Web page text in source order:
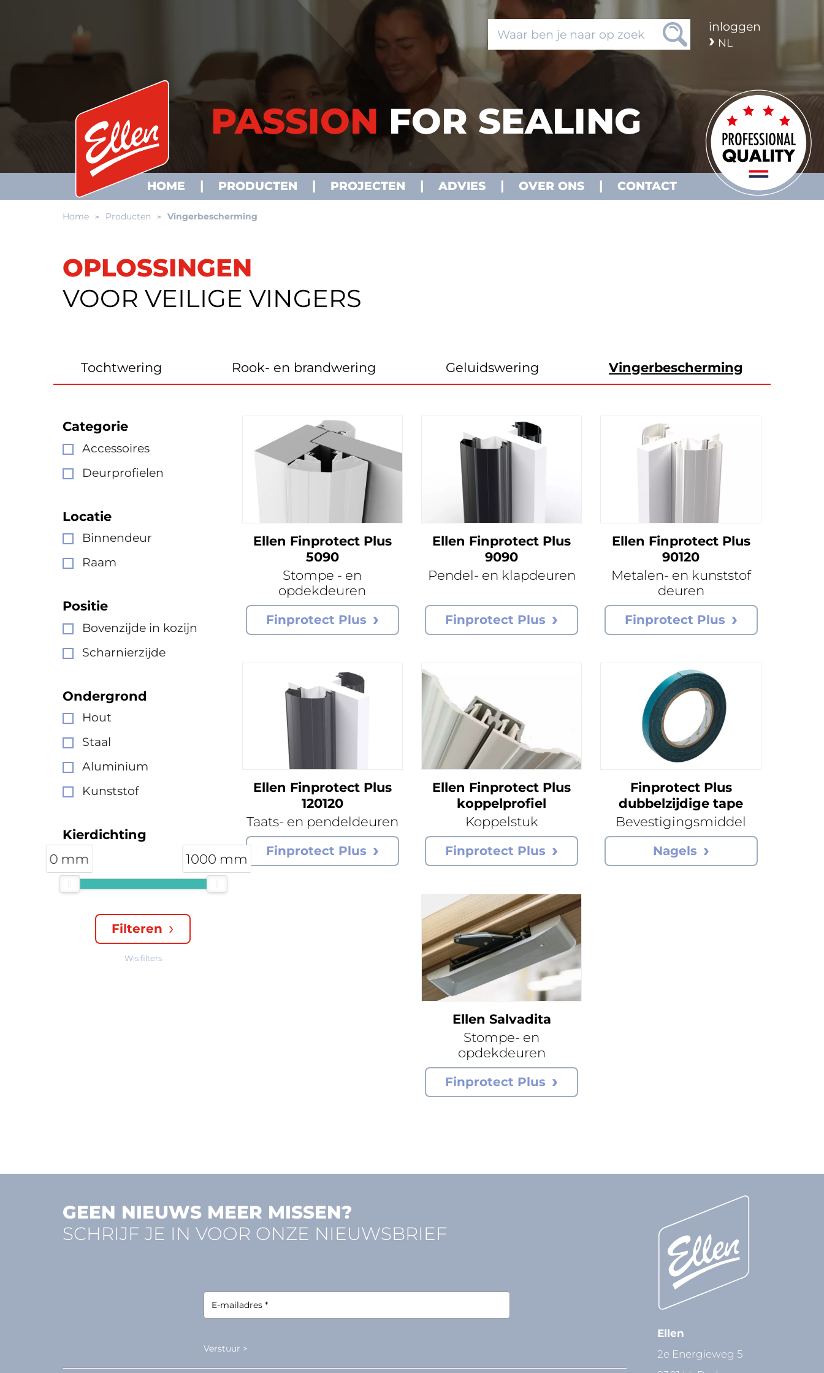
inloggen
NL
PASSION FOR SEALING
HOME PRODUCTEN PROJECTEN ADVIES OVER ONS CONTACT
Home Producten Vingerbescherming
OPLOSSINGEN
VOOR VEILIGE VINGERS
Tochtwering Rook- en brandwering Geluidswering Vingerbescherming
Categorie
Accessoires
Deurprofielen
Locatie
Binnendeur
Raam
Positie
Bovenzijde in kozijn
Scharnierzijde
Ondergrond
Hout
Staal
Aluminium
Kunststof
Kierdichting
0 mm
1000 mm
Filteren
Wis filters
Ellen Finprotect Plus
5090
Stompe - en
opdekdeuren
Finprotect Plus
Ellen Finprotect Plus
9090
Pendel- en klapdeuren
Finprotect Plus
Ellen Finprotect Plus
90120
Metalen- en kunststof
deuren
Finprotect Plus
Ellen Finprotect Plus
120120
Taats- en pendeldeuren
Finprotect Plus
Ellen Finprotect Plus
koppelprofiel
Koppelstuk
Finprotect Plus
Finprotect Plus
dubbelzijdige tape
Bevestigingsmiddel
Nagels
Ellen Salvadita
Stompe- en
opdekdeuren
Finprotect Plus
GEEN NIEUWS MEER MISSEN?
SCHRIJF JE IN VOOR ONZE NIEUWSBRIEF
Verstuur >
Ellen
2e Energieweg 5